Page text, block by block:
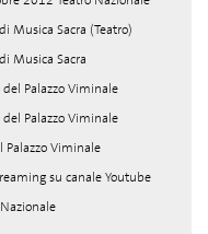
Musica Sacra (Teatro)
Musica Sacra
Palazzo Viminale
Palazzo Viminale
Viminale
su canale Youtube